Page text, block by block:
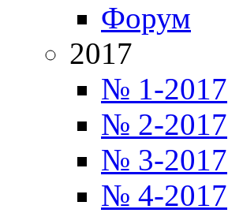
Форум
2017
№ 1-2017
№ 2-2017
№ 3-2017
№ 4-2017